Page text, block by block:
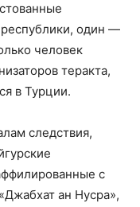
один —
человек
теракта,
в Турции.
следствия,
с
ан Нусра»,